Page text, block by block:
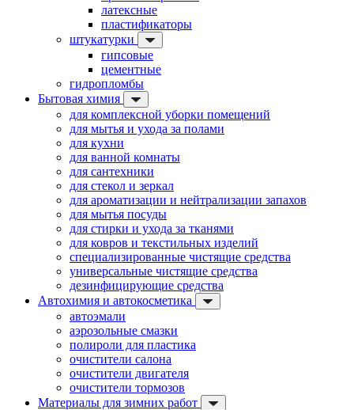
латексные
пластификаторы
штукатурки
гипсовые
цементные
гидропломбы
Бытовая химия
для комплексной уборки помещений
для мытья и ухода за полами
для кухни
для ванной комнаты
для сантехники
для стекол и зеркал
для ароматизации и нейтрализации запахов
для мытья посуды
для стирки и ухода за тканями
для ковров и текстильных изделий
специализированные чистящие средства
универсальные чистящие средства
дезинфицирующие средства
Автохимия и автокосметика
автоэмали
аэрозольные смазки
полироли для пластика
очистители салона
очистители двигателя
очистители тормозов
Материалы для зимних работ